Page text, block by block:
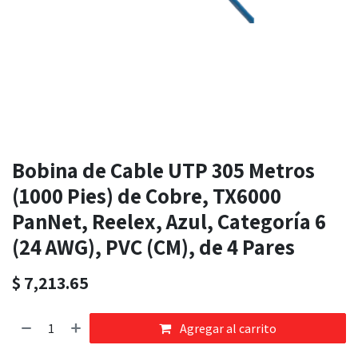
Bobina de Cable UTP 305 Metros
(1000 Pies) de Cobre, TX6000
PanNet, Reelex, Azul, Categoría 6
(24 AWG), PVC (CM), de 4 Pares
$ 7,213.65
Agregar al carrito